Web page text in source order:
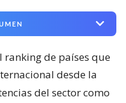
ranking de países que
desde la
del sector como